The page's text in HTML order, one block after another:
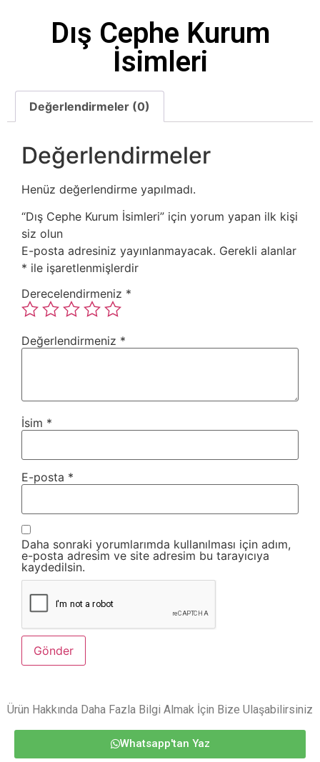
Dış Cephe Kurum
İsimleri
Değerlendirmeler (0)
Değerlendirmeler
Henüz değerlendirme yapılmadı.
“Dış Cephe Kurum İsimleri” için yorum yapan ilk kişi
siz olun
E-posta adresiniz yayınlanmayacak. Gerekli alanlar
* ile işaretlenmişlerdir
Derecelendirmeniz *
Değerlendirmeniz *
İsim *
E-posta *
Daha sonraki yorumlarımda kullanılması için adım,
e-posta adresim ve site adresim bu tarayıcıya
kaydedilsin.
Ürün Hakkında Daha Fazla Bilgi Almak İçin Bize Ulaşabilirsiniz
Whatsapp'tan Yaz